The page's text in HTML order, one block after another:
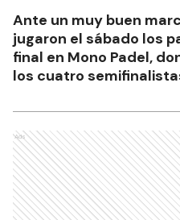
Ante un muy buen
jugaron el sábado los
final en Mono Padel,
los cuatro
Ads